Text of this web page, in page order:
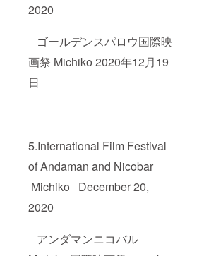
2020
ゴールデンスパロウ国際映
画祭 Michiko 2020年12月19
日
5.International Film Festival
of Andaman and Nicobar
Michiko December 20,
2020
アンダマンニコバル